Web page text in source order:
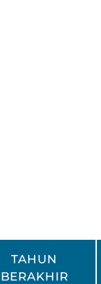
TAHUN
BERAKHIR